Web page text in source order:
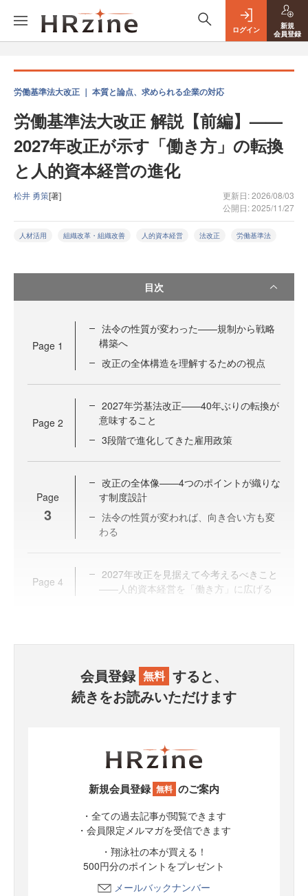
ログイン
新規
会員登録
労働基準法大改正 ｜ 本質と論点、求められる企業の対応
労働基準法大改正 解説【前編】——
2027年改正が示す「働き方」の転換
と人的資本経営の進化
松井 勇策[著]
更新日: 2026/08/03
公開日: 2025/11/27
人材活用 組織改革・組織改善 人的資本経営 法改正 労働基準法
目次
Page 1
法令の性質が変わった——規制から戦略
構築へ
改正の全体構造を理解するための視点
Page 2
2027年労基法改正——40年ぶりの転換が
意味すること
3段階で進化してきた雇用政策
Page
3
改正の全体像——4つのポイントが織りな
す制度設計
法令の性質が変われば、向き合い方も変
わる
Page 4
2027年改正を見据えて今考えるべきこと
——人的資本経営を「働き方」に広げる
会員登録 無料 すると、
続きをお読みいただけます
新規会員登録 無料 のご案内
・全ての過去記事が閲覧できます
・会員限定メルマガを受信できます
・翔泳社の本が買える！
500円分のポイントをプレゼント
メールバックナンバー